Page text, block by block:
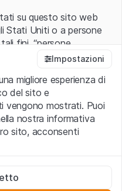
su questo sito web
Stati Uniti o a persone
fini, “persone
ad esse ascritto
negli Stati Uniti
le altre forme societarie
legali
il “Sito”) si dichiara
di utilizzo ivi rese
Impostazioni
migliore esperienza di
del sito e
vengono mostrati. Puoi
nostra informativa
sito, acconsenti
funzionamento del sito